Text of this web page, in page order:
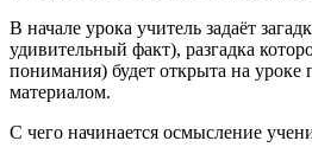
В начале урока учитель задаёт
удивительный факт), разгадка
понимания) будет открыта на
материалом.
С чего начинается осмысление